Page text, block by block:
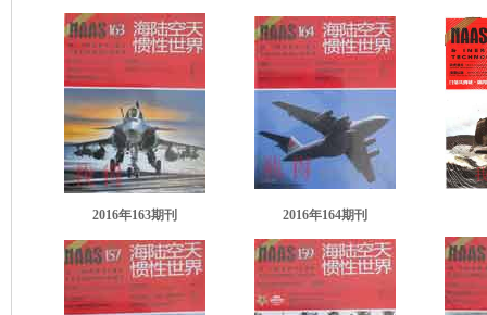
2016年163期刊 2016年164期刊